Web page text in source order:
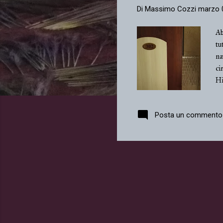
Di Massimo Cozzi marzo
Posta un commento